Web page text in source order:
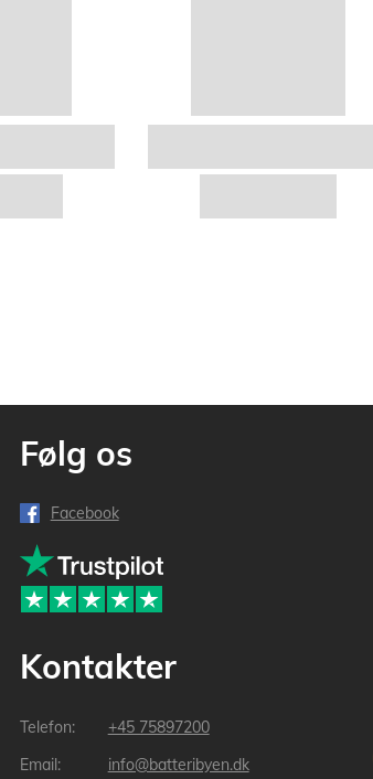
Følg os
Facebook
Kontakter
+45 75897200
info@batteribyen.dk